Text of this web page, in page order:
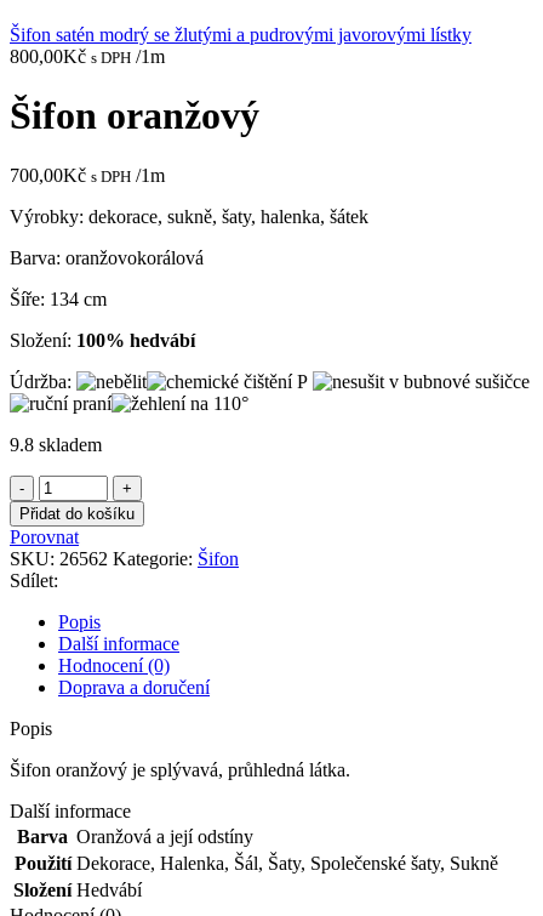
Výrobky: dekorace, sukně, šaty, halenka, šátek
Barva: oranžovokorálová
Šíře: 134 cm
Složení:100% hedvábí
Údržba:
oranžový
Přidat do košíku
Porovnat
SKU:26562Kategorie: Šifon
Sdílet:
Popis
Další informace
Hodnocení (0)
Doprava a doručení
Popis
Další informace
Barva Oranžová a její odstíny
Použití Dekorace,Halenka
Složení
Recenze
Zatím zde nejsou žádné recenze.
Buďte první, kdo ohodnotí „Šifon oranžový“